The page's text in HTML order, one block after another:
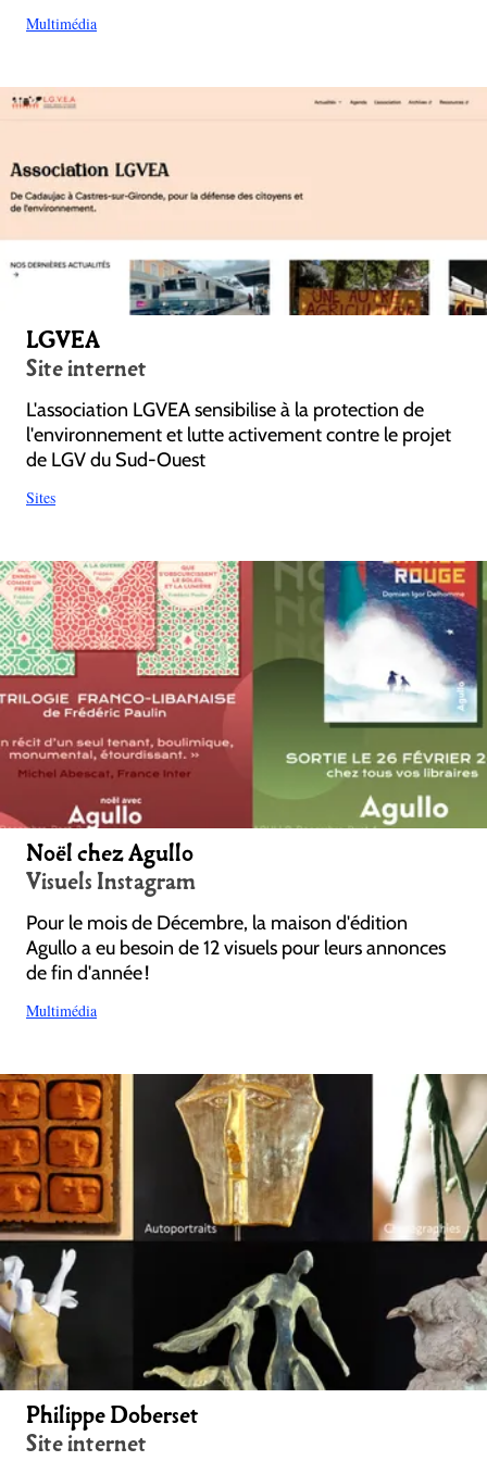
Multimédia
LGVEA
Site internet
L'association LGVEA sensibilise à la protection de
l'environnement et lutte activement contre le projet
de LGV du Sud-Ouest
Sites
Noël chez Agullo
Visuels Instagram
Pour le mois de Décembre, la maison d'édition
Agullo a eu besoin de 12 visuels pour leurs annonces
de fin d'année !
Multimédia
Philippe Doberset
Site internet